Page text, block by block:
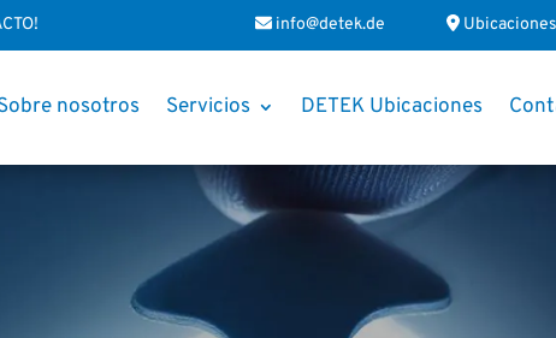
info@detek.de Ubicaciones
nosotros Servicios DETEK Ubicaciones